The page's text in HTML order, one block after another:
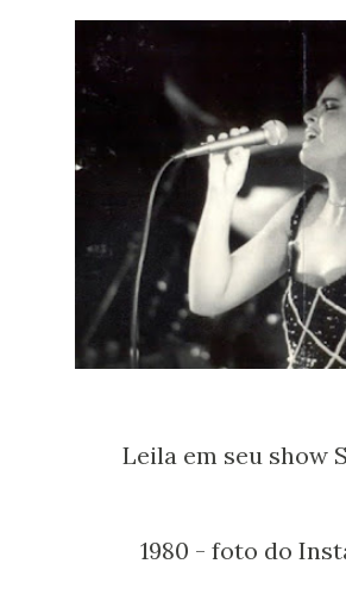
seu show Sinal de
foto do